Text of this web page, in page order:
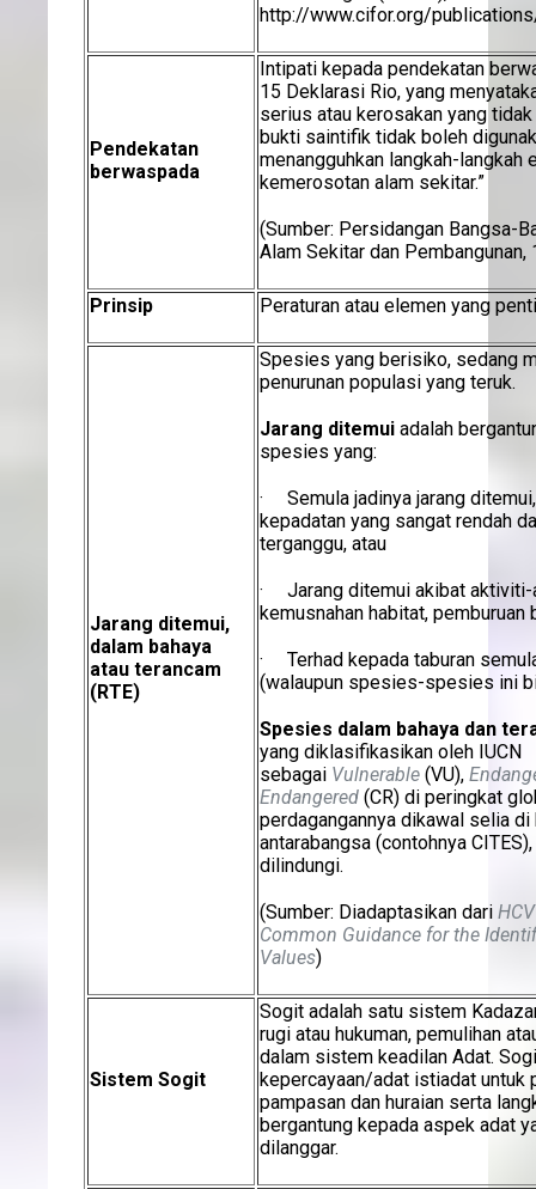
http://www.cifor.org/
Pendekatan
berwaspada
Intipati kepada pendekatan
15 Deklarasi Rio, yang
serius atau kerosakan yang
bukti saintifik tidak boleh
menangguhkan langkah-langkah
kemerosotan alam sekitar.”
(Sumber: Persidangan Bangsa-
Alam Sekitar dan Pembangunan,
Prinsip Peraturan atau elemen yang
Jarang ditemui,
dalam bahaya
atau terancam
(RTE)
Spesies yang berisiko, sedang
penurunan populasi yang teruk.
Jarang ditemui adalah
spesies yang:
· Semula jadinya jarang
kepadatan yang sangat rendah
terganggu, atau
· Jarang ditemui akibat aktiviti-
kemusnahan habitat, pemburuan
· Terhad kepada taburan
(walaupun spesies-spesies ini
Spesies dalam bahaya dan
yang diklasifikasikan oleh IUCN
sebagai Vulnerable (VU),
Endangered (CR) di peringkat
perdagangannya dikawal selia di
antarabangsa (contohnya
dilindungi.
(Sumber: Diadaptasikan dari
Common Guidance for the
Values)
Sistem Sogit
Sogit adalah satu sistem
rugi atau hukuman, pemulihan
dalam sistem keadilan Adat.
kepercayaan/adat istiadat untuk
pampasan dan huraian serta
bergantung kepada aspek adat
dilanggar.